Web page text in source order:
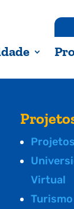
Virtual